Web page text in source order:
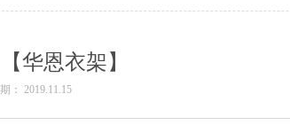
华恩衣架】
： 2019.11.15